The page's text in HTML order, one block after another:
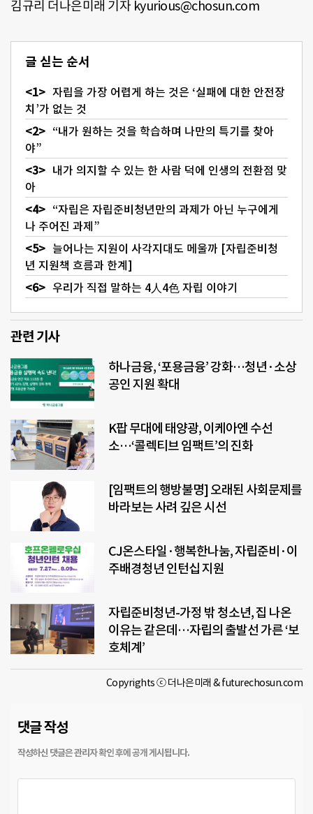
김규리 더나은미래 기자 kyurious@chosun.com
글 싣는 순서
자립을 가장 어렵게 하는 것은 ‘실패에 대한 안전장
치’가 없는 것
“내가 원하는 것을 학습하며 나만의 특기를 찾아
야”
내가 의지할 수 있는 한 사람 덕에 인생의 전환점 맞
아
“자립은 자립준비청년만의 과제가 아닌 누구에게
나 주어진 과제”
늘어나는 지원이 사각지대도 메울까 [자립준비청
년 지원책 흐름과 한계]
우리가 직접 말하는 4人4色 자립 이야기
관련 기사
하나금융, ‘포용금융’ 강화…청년·소상
공인 지원 확대
K팝 무대에 태양광, 이케아엔 수선
소…‘콜렉티브 임팩트’의 진화
[임팩트의 행방불명] 오래된 사회문제를
바라보는 사려 깊은 시선
CJ온스타일·행복한나눔, 자립준비·이
주배경청년 인턴십 지원
자립준비청년-가정 밖 청소년, 집 나온
이유는 같은데…자립의 출발선 가른 ‘보
호체계’
Copyrights ⓒ 더나은미래 & futurechosun.com
댓글 작성